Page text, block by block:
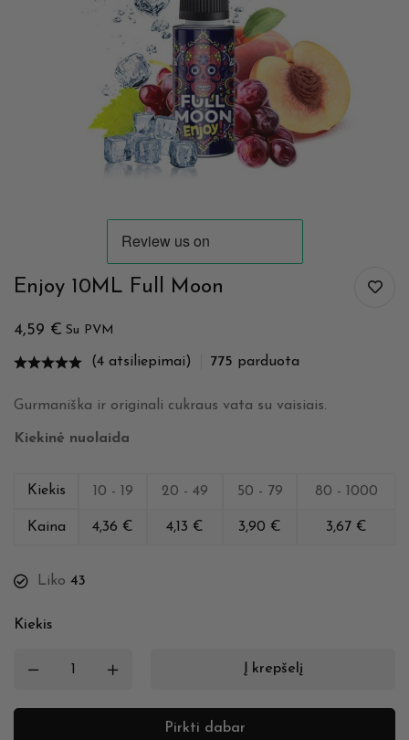
Enjoy 10ML Full Moon
4,59 € Su PVM
(4 atsiliepimai) 775 parduota
Gurmaniška ir originali cukraus vata su vaisiais.
Kiekinė nuolaida
Kiekis 10 - 19 20 - 49 50 - 79 80 - 1000
Kaina 4,36 € 4,13 € 3,90 € 3,67 €
Liko 43
Kiekis
Į krepšelį
Pirkti dabar